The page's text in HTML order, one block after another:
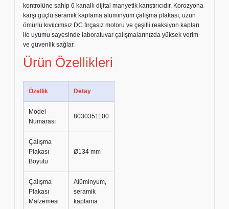
kontrolüne sahip 6 kanallı dijital manyetik karıştırıcıdır. Korozyona
karşı güçlü seramik kaplama alüminyum çalışma plakası, uzun
ömürlü kıvılcımsız DC fırçasız motoru ve çeşitli reaksiyon kapları
ile uyumu sayesinde laboratuvar çalışmalarınızda yüksek verim
ve güvenlik sağlar.
Ürün Özellikleri
Özellik Detay
Model
Numarası
8030351100
Çalışma
Plakası
Boyutu
Ø134 mm
Çalışma
Plakası
Malzemesi
Alüminyum,
seramik
kaplama